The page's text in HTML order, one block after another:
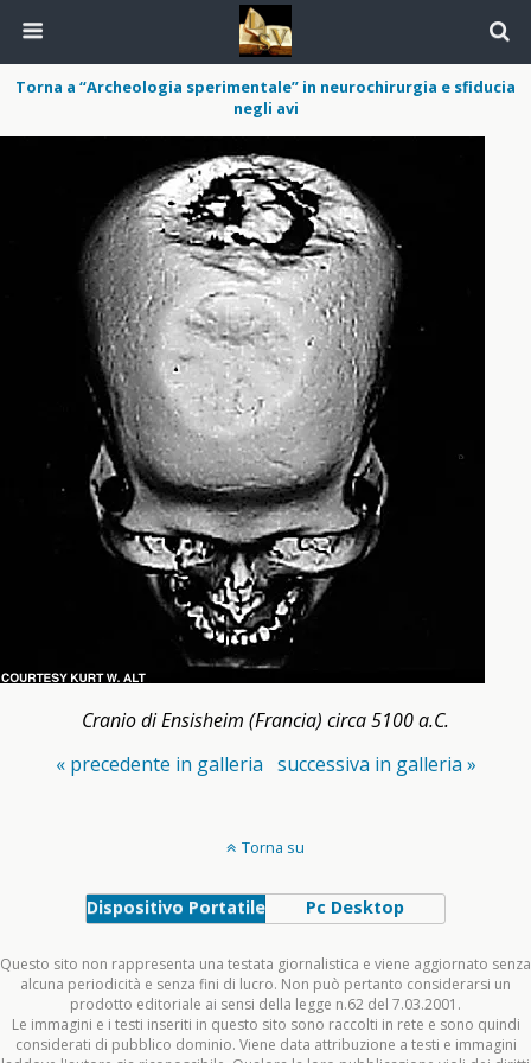
Torna a “Archeologia sperimentale” in neurochirurgia e sfiducia
negli avi
Cranio di Ensisheim (Francia) circa 5100 a.C.
« precedente in galleria successiva in galleria »
Torna su
Dispositivo Portatile Pc Desktop
Questo sito non rappresenta una testata giornalistica e viene aggiornato senza
alcuna periodicità e senza fini di lucro. Non può pertanto considerarsi un
prodotto editoriale ai sensi della legge n.62 del 7.03.2001.
Le immagini e i testi inseriti in questo sito sono raccolti in rete e sono quindi
considerati di pubblico dominio. Viene data attribuzione a testi e immagini